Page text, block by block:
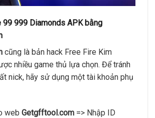
99 999 Diamonds APK bằng
cũng là bản hack Free Fire Kim
nhiều game thủ lựa chọn. Để tránh
nick, hãy sử dụng một tài khoản phụ
web Getgfftool.com=> Nhập ID